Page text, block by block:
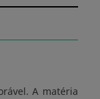
A matéria